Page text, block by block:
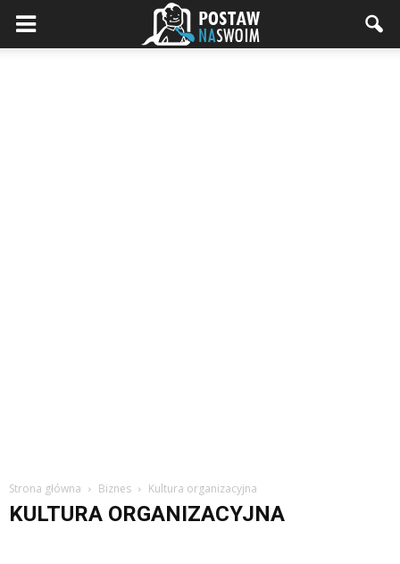
Strona główna Biznes Kultura organizacyjna
KULTURA ORGANIZACYJNA